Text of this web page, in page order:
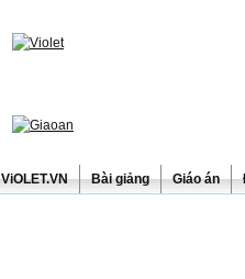
ViOLET.VN Bài giảng Giáo án